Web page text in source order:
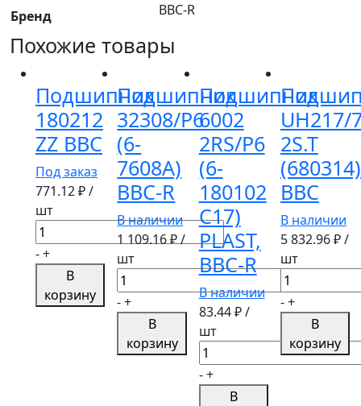
Бренд BBC-R
Похожие товары
Подшипник
180212
ZZ BBC
Под заказ
771.12₽ /
шт
Количество
товара
Подшипник
ZZ
-+
В
корзину
Подшипник
32308/P6
(6-
7608A)
BBC-R
В наличии
1 109.16₽ /
шт
Количество
товара
Подшипник
(6-
-+
В
корзину
Подшипник
6002
2RS/P6
(6-
180102
С17)
PLAST,
BBC-R
В наличии
83.44₽ /
шт
Количество
товара
Подшипник
-+
В
UH217/
2S.T
(680314)
BBC
В наличии
5 832.96₽ /
шт
Количество
товара
Подшипник
2S.T
-+
В
корзину